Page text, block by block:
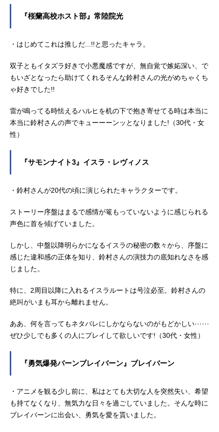
『桜蘭高校ホスト部』常陸院光
・はじめてこれは推しだ...!!と思ったキャラ。
双子ともイタズラ好きで小悪魔感ですが、無自覚で嫉妬深い、で
もいざとなったら助けてくれるそんな鈴村さんの光がめちゃくち
ゃ好きでした!!
雷が鳴ってる時怯えるハルヒを机の下で抱き寄せてる時は本当に
本当に鈴村さんの声でキューーーンッとなりました!（30代・女
性）
『サモンナイト3』イスラ・レヴィノス
・鈴村さんが20代の頃に演じられたキャラクターです。
ストーリー序盤はまるで感情が篭もっていないように感じられる
声色に首を傾げていました。
しかし、中盤以降明らかになるイスラの秘密の数々から、序盤に
感じた違和感の正体を知り、鈴村さんの演技力の底知れなさを感
じました。
特に、2周目以降に入れるイスラルートは号泣必至。鈴村さんの
絶叫がいまも耳から離れません。
ああ、何を言ってもネタバレにしかならないのがもどかしい······
ぜひ少しでも多くの人にプレイして欲しいです!（30代・女性）
『勇気爆発バーンブレイバーン』ブレイバーン
・アニメを観る少し前に、私はとても大切な人を突然失い、希望
も持てなくなり、無気力な日々を過ごしていました。そんな時に
ブレイバーンに出会い、勇気を愛を貰いました。